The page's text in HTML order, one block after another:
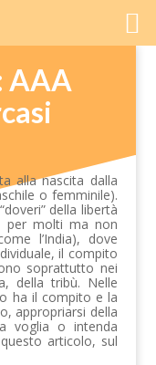
AAA
alla nascita dalla
o femminile).
della libertà
per molti ma non
l’India), dove
il compito
soprattutto nei
della tribù. Nelle
ha il compito e la
appropriarsi della
voglia o intenda
articolo, sul